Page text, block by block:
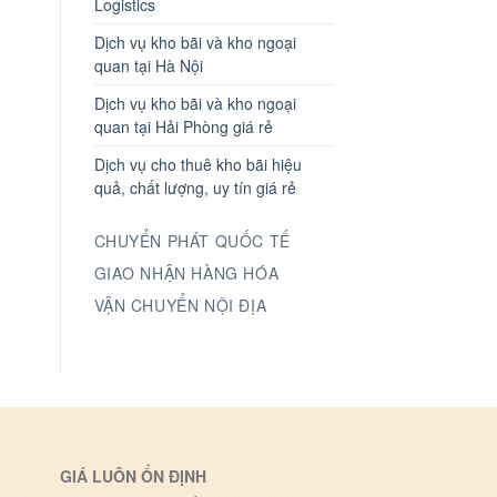
Dịch vụ kho bãi và kho ngoại
quan tại Hà Nội
Dịch vụ kho bãi và kho ngoại
quan tại Hải Phòng giá rẻ
Dịch vụ cho thuê kho bãi hiệu
quả, chất lượng, uy tín giá rẻ
CHUYỂN PHÁT QUỐC TẾ
GIAO NHẬN HÀNG HÓA
VẬN CHUYỂN NỘI ĐỊA
GIÁ LUÔN ỔN ĐỊNH